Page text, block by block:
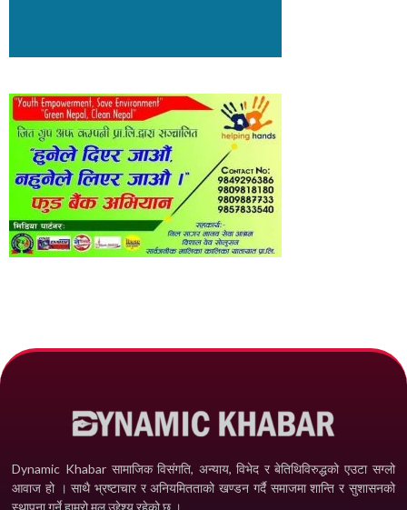
Dynamic Khabar सामाजिक विसंगति, अन्याय, विभेद­ र बेतिथिविरुद्धको एउटा सग्लो
आवाज हो । साथै भ्रष्टाचार र अनियमितताको खण्डन गर्दै समाजमा शान्ति र सुशासनको
स्थापना गर्ने हाम्रो मूल उद्देश्य रहेको छ ।